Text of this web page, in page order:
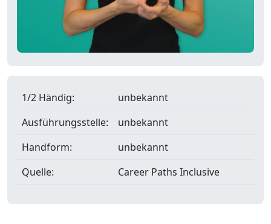
1/2 Händig:
unbekannt
Ausführungsstelle:
unbekannt
Handform:
unbekannt
Quelle:
Career Paths Inclusive